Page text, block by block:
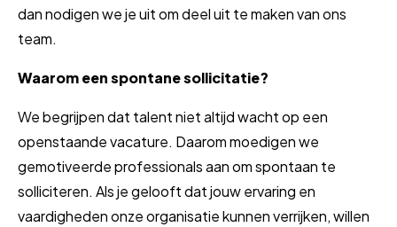
dan nodigen we je uit om deel uit te maken van ons
team.
Waarom een spontane sollicitatie?
We begrijpen dat talent niet altijd wacht op een
openstaande vacature. Daarom moedigen we
gemotiveerde professionals aan om spontaan te
solliciteren. Als je gelooft dat jouw ervaring en
vaardigheden onze organisatie kunnen verrijken, willen